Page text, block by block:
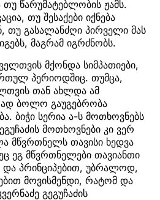
თუ წარუმატებლობის ჟამს.
თუ შესაქები იქნება
თუ გასალანძღი პირველი მას
მაგრამ იგრძნობს.
მქონდა სიმპათიები,
პერიოდშიც. თუმცა,
თან ახლდა ამ
ბოლო გაუგებრობა
ბიჭი სერია ა-ს მოთხოვნებს
მოთხოვნები კი ვერ
მწვრთნელს თავისი ხედვა
ეგ მწვრთნელები თავიანთი
პრინციპებით, უბრალოდ,
მოვისმენდი, რატომ და
გეგუჩაძის